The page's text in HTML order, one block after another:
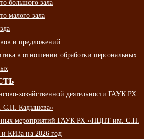
большого зала
малого зала
и предложений
в отношении обработки персональных
хозяйственной деятельности ГАУК РХ
Кадышева»
мероприятий ГАУК РХ «НЦНТ им. С.П.
КИЗа на 2026 год